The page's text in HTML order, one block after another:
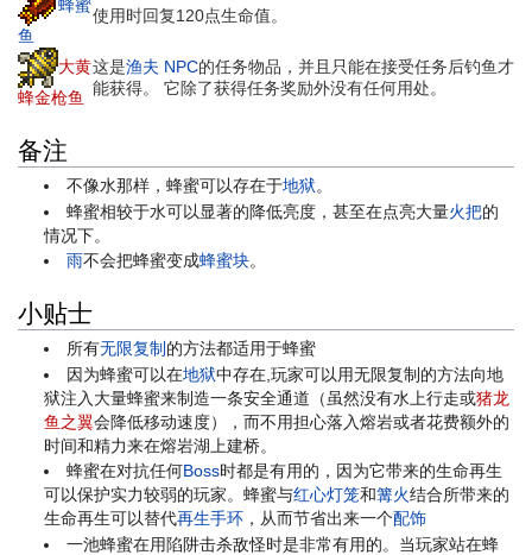
蜂蜜
鱼
使用时回复120点生命值。
大黄
蜂金枪鱼
这是渔夫 NPC的任务物品，并且只能在接受任务后钓鱼才
能获得。 它除了获得任务奖励外没有任何用处。
备注
不像水那样，蜂蜜可以存在于地狱。
蜂蜜相较于水可以显著的降低亮度，甚至在点亮大量火把的
情况下。
雨不会把蜂蜜变成蜂蜜块。
小贴士
所有无限复制 的方法都适用于蜂蜜
因为蜂蜜可以在地狱中存在,玩家可以用无限复制的方法向地
狱注入大量蜂蜜来制造一条安全通道（虽然没有水上行走或猪龙
鱼之翼会降低移动速度），而不用担心落入熔岩或者花费额外的
时间和精力来在熔岩湖上建桥。
蜂蜜在对抗任何Boss时都是有用的，因为它带来的生命再生
可以保护实力较弱的玩家。蜂蜜与红心灯笼和篝火结合所带来的
生命再生可以替代再生手环 ，从而节省出来一个配饰
一池蜂蜜在用陷阱击杀敌怪时是非常有用的。当玩家站在蜂